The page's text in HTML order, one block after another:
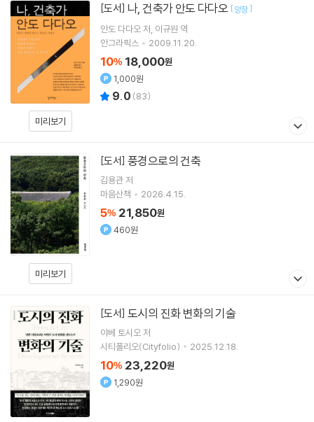
미리보기
[도서] 나, 건축가 안도 다다오 [양장]
안도 다다오 저 이규원 역
안그라픽스
2009.11.20.
10% 18,000원
1,000원
9.0 (83)
미리보기
[도서] 풍경으로의 건축
김용관저
마음산책
2026.4.15.
5% 21,850원
460원
[도서] 도시의 진화 변화의 기술
야베 토시오 저
시티폴리오(Cityfolio)
2025.12.18.
10% 23,220원
1,290원